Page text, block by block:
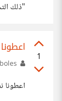
"ذلك
1
اعطونا